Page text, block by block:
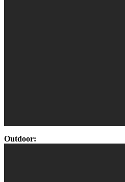
Outdoor: